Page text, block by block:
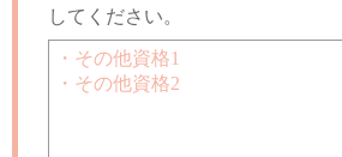
してください。